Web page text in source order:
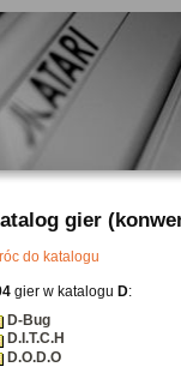
gier
do katalogu
gier w katalogu D:
D-Bug
D.I.T.C.H
D.O.D.O